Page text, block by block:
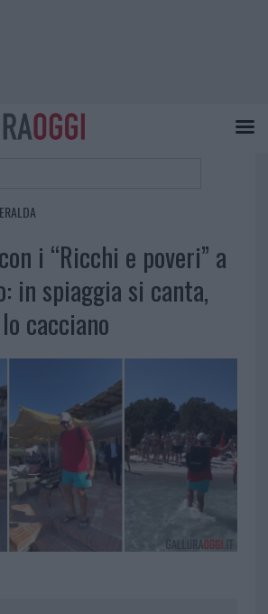
i “Ricchi e poveri” a
in spiaggia si canta,
cacciano